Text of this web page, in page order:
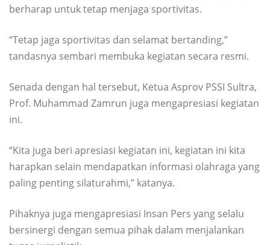
berharap untuk tetap menjaga sportivitas.
“Tetap jaga sportivitas dan selamat bertanding,”
tandasnya sembari membuka kegiatan secara resmi.
Senada dengan hal tersebut, Ketua Asprov PSSI Sultra,
Prof. Muhammad Zamrun juga mengapresiasi kegiatan
ini.
“Kita juga beri apresiasi kegiatan ini, kegiatan ini kita
harapkan selain mendapatkan informasi olahraga yang
paling penting silaturahmi,” katanya.
Pihaknya juga mengapresiasi Insan Pers yang selalu
bersinergi dengan semua pihak dalam menjalankan